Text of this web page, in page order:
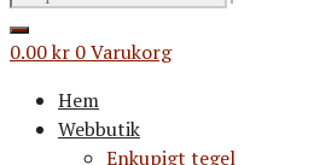
0.00kr 0Varukorg
Hem
Webbutik
Enkupigt tegel